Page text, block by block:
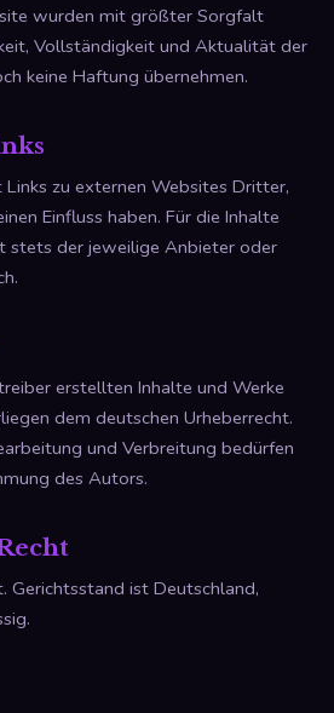
wurden mit größter Sorgfalt
Vollständigkeit und Aktualität der
keine Haftung übernehmen.
zu externen Websites Dritter,
Einfluss haben. Für die Inhalte
stets der jeweilige Anbieter oder
erstellten Inhalte und Werke
dem deutschen Urheberrecht.
und Verbreitung bedürfen
des Autors.
Gerichtsstand ist Deutschland,